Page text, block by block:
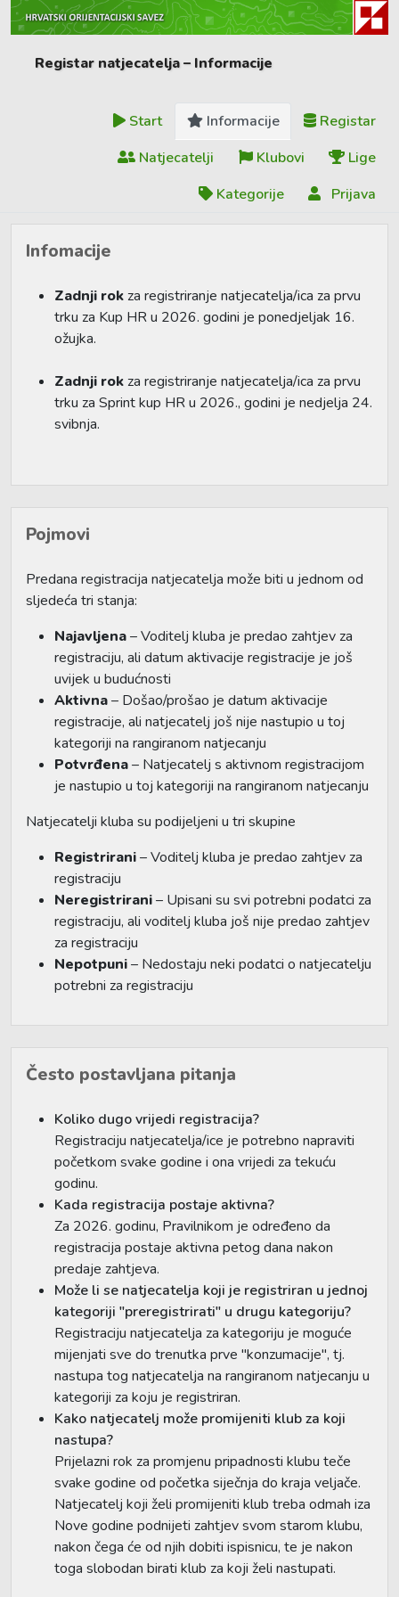
Registar natjecatelja – Informacije
Start Informacije
Registar
Natjecatelji
Klubovi
Lige
Kategorije
Prijava
Infomacije
Zadnji rokza registriranje natjecatelja/ica za prvu
trku za Kup HR u 2026. godini je ponedjeljak 16.
ožujka.
Zadnji rokza registriranje natjecatelja/ica za prvu
trku za Sprint kup HR u 2026., godini je nedjelja 24.
svibnja.
Pojmovi
Predana registracija natjecatelja može biti u jednom od
sljedeća tri stanja:
Najavljena– Voditelj kluba je predao zahtjev za
registraciju, ali datum aktivacije registracije je još
uvijek u budućnosti
Aktivna– Došao/prošao je datum aktivacije
registracije, ali natjecatelj još nije nastupio u toj
kategoriji na rangiranom natjecanju
Potvrđena– Natjecatelj s aktivnom registracijom
je nastupio u toj kategoriji na rangiranom natjecanju
Natjecatelji kluba su podijeljeni u tri skupine
Registrirani– Voditelj kluba je predao zahtjev za
registraciju
Neregistrirani– Upisani su svi potrebni podatci za
registraciju, ali voditelj kluba još nije predao zahtjev
za registraciju
Nepotpuni– Nedostaju neki podatci o natjecatelju
potrebni za registraciju
Često postavljana pitanja
Koliko dugo vrijedi registracija?
Registraciju natjecatelja/ice je potrebno napraviti
početkom svake godine i ona vrijedi za tekuću
godinu.
Kada registracija postaje aktivna?
Za 2026. godinu, Pravilnikom je određeno da
registracija postaje aktivna petog dana nakon
predaje zahtjeva.
Može li se natjecatelja koji je registriran u jednoj
kategoriji "preregistrirati" u drugu kategoriju?
Registraciju natjecatelja za kategoriju je moguće
mijenjati sve do trenutka prve "konzumacije", tj.
nastupa tog natjecatelja na rangiranom natjecanju u
kategoriji za koju je registriran.
Kako natjecatelj može promijeniti klub za koji
nastupa?
Prijelazni rok za promjenu pripadnosti klubu teče
svake godine od početka siječnja do kraja veljače.
Natjecatelj koji želi promijeniti klub treba odmah iza
Nove godine podnijeti zahtjev svom starom klubu,
nakon čega će od njih dobiti ispisnicu, te je nakon
toga slobodan birati klub za koji želi nastupati.